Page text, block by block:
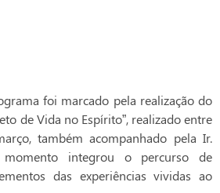
foi marcado pela realização do
de Vida no Espírito”, realizado entre
também acompanhado pela Ir.
momento integrou o percurso de
das experiências vividas ao